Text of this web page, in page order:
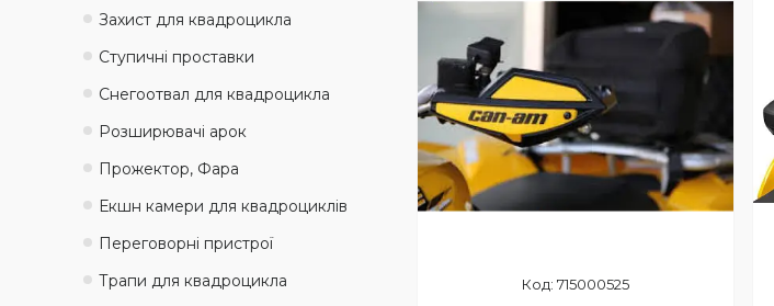
715000525
Захист для квадроцикла
Ступичні проставки
Снегоотвал для квадроцикла
Розширювачі арок
Прожектор, Фара
Екшн камери для квадроциклів
Переговорні пристрої
Трапи для квадроцикла